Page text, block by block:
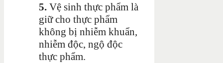
5. Vệ sinh thực phẩm là
giữ cho thực phẩm
không bị nhiễm khuẩn,
nhiễm độc, ngộ độc
thực phẩm.